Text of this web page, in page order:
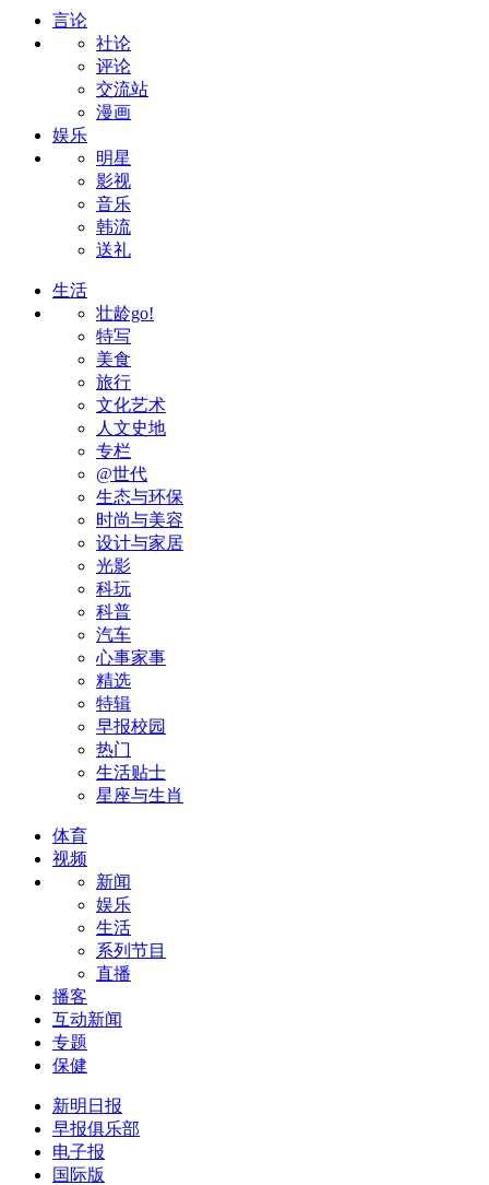
言论
社论
评论
交流站
漫画
娱乐
明星
影视
音乐
韩流
送礼
生活
壮龄go!
特写
美食
旅行
文化艺术
人文史地
专栏
@世代
生态与环保
时尚与美容
设计与家居
光影
科玩
科普
汽车
心事家事
精选
特辑
早报校园
热门
生活贴士
星座与生肖
体育
视频
新闻
娱乐
生活
系列节目
直播
播客
互动新闻
专题
保健
新明日报
早报俱乐部
电子报
国际版